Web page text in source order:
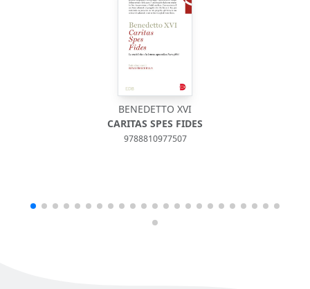
BENEDETTO XVI
CARITAS SPES FIDES
9788810977507